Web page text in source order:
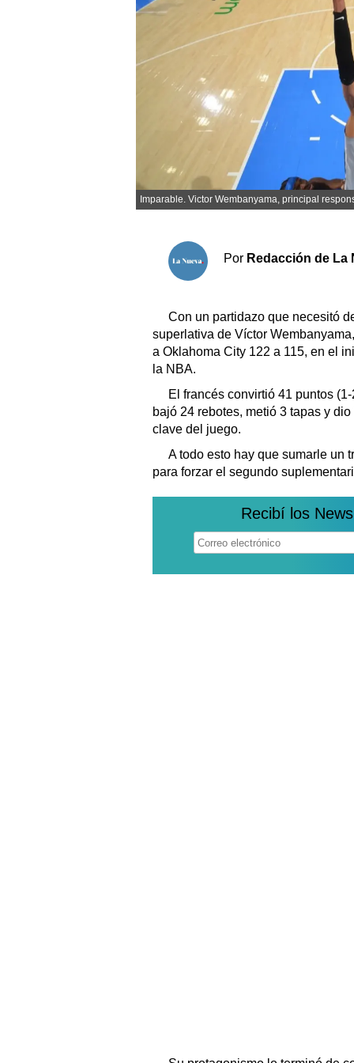
Sociedad y tiempo libre
El tiempo
Clasificados
Horóscopo
Suplementos
Servicios
Imparable. Victor Wembanyama, principal
Por Redacción de La
Con un partidazo que necesitó
superlativa de Víctor
a Oklahoma City 122 a 115, en el
la NBA.
El francés convirtió 41 puntos
bajó 24 rebotes, metió 3 tapas y
clave del juego.
A todo esto hay que sumarle un
para forzar el segundo
Recibí los